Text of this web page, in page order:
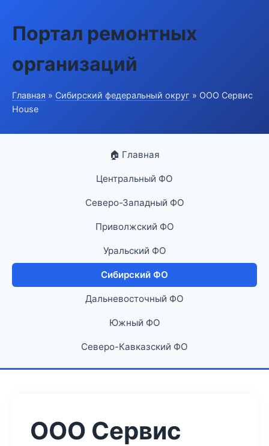
Портал ремонтных
организаций
Главная » Сибирский федеральный округ » ООО Сервис
House
🏠 Главная
Центральный ФО
Северо-Западный ФО
Приволжский ФО
Уральский ФО
Сибирский ФО
Дальневосточный ФО
Южный ФО
Северо-Кавказский ФО
ООО Сервис